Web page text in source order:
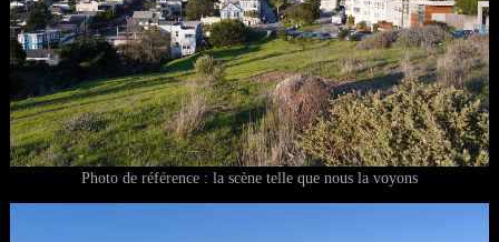
Photo de référence : la scène telle que nous la voyons